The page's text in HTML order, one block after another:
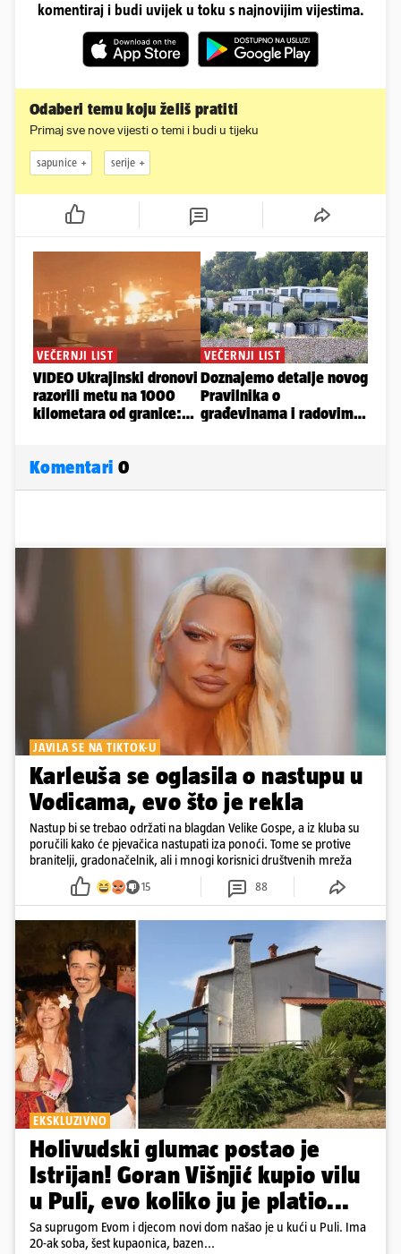
komentiraj i budi uvijek u toku s najnovijim vijestima.
Odaberi temu koju želiš pratiti
Primaj sve nove vijesti o temi i budi u tijeku
sapunice serije
Komentari 0
JAVILA SE NA TIKTOK-U
Karleuša se oglasila o nastupu u
Vodicama, evo što je rekla
Nastup bi se trebao održati na blagdan Velike Gospe, a iz kluba su
poručili kako će pjevačica nastupati iza ponoći. Tome se protive
branitelji, gradonačelnik, ali i mnogi korisnici društvenih mreža
15 88
EKSKLUZIVNO
Holivudski glumac postao je
Istrijan! Goran Višnjić kupio vilu
u Puli, evo koliko ju je platio...
Sa suprugom Evom i djecom novi dom našao je u kući u Puli. Ima
20-ak soba, šest kupaonica, bazen...